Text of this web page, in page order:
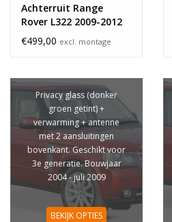
Achterruit Range
Rover L322 2009-2012
privacy glass
€499,00 excl. montage
Privacy glass (donker
groen getint) +
verwarming + antenne
met 2 aansluitingen
bovenkant. Geschikt voor
3e generatie. Bouwjaar
2004 - juli 2009
BEKIJK OPTIES